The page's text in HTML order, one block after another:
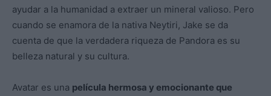
ayudar a la humanidad a extraer un mineral valioso. Pero
cuando se enamora de la nativa Neytiri, Jake se da
cuenta de que la verdadera riqueza de Pandora es su
belleza natural y su cultura.
Avatar es una película hermosa y emocionante que